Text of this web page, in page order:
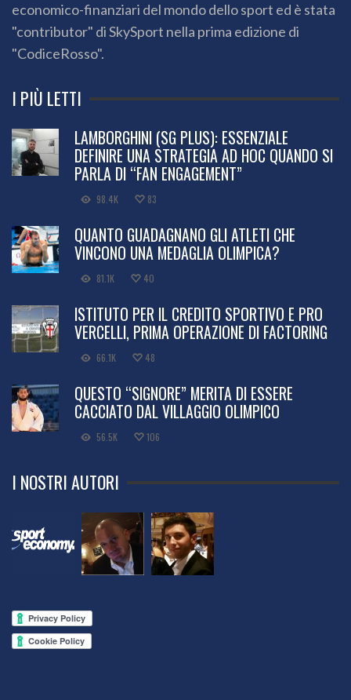
economico-finanziari del mondo dello sport ed è stata
"contributor" di SkySport nella prima edizione di
"CodiceRosso".
I PIÙ LETTI
LAMBORGHINI (SG PLUS): ESSENZIALE
DEFINIRE UNA STRATEGIA AD HOC QUANDO SI
PARLA DI “FAN ENGAGEMENT”
98.4K 83
QUANTO GUADAGNANO GLI ATLETI CHE
VINCONO UNA MEDAGLIA OLIMPICA?
81.1K 40
ISTITUTO PER IL CREDITO SPORTIVO E PRO
VERCELLI, PRIMA OPERAZIONE DI FACTORING
66.1K 48
QUESTO “SIGNORE” MERITA DI ESSERE
CACCIATO DAL VILLAGGIO OLIMPICO
56.5K 106
I NOSTRI AUTORI